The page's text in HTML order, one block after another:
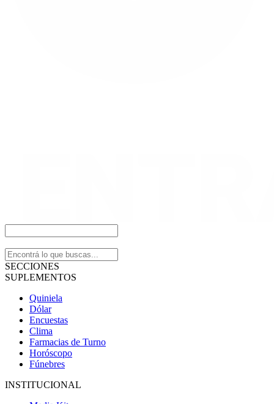
SECCIONES
SUPLEMENTOS
Quiniela
Dólar
Encuestas
Clima
Farmacias de Turno
Horóscopo
Fúnebres
INSTITUCIONAL